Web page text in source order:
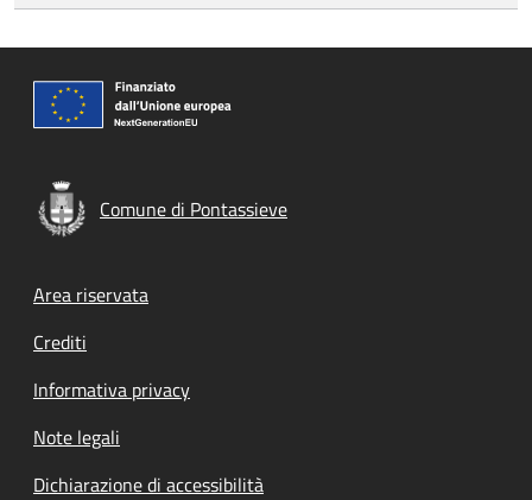
Comune di Pontassieve
Footer menu
Area riservata
Crediti
Informativa privacy
Note legali
Dichiarazione di accessibilità